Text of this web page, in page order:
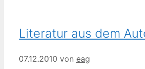
Literatur aus dem
07.12.2010 von eag